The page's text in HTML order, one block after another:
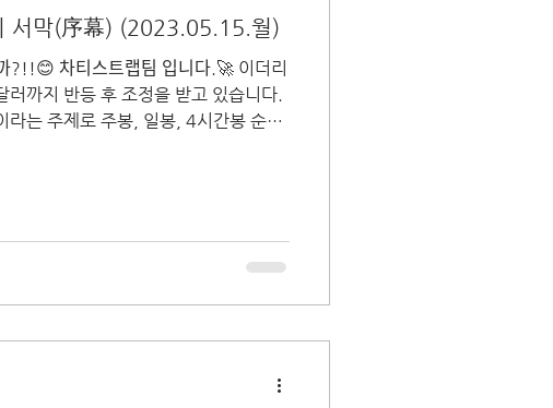
서막(序幕) (2023.05.15.월)
차티스트랩팀 입니다.🚀 이더리
까지 반등 후 조정을 받고 있습니다.
라는 주제로 주봉, 일봉, 4시간봉 순서